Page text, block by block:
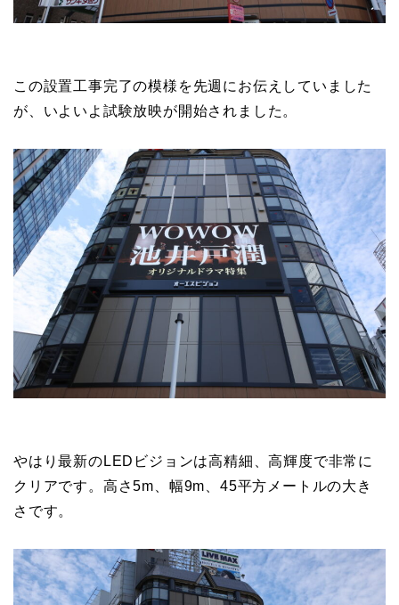
この設置工事完了の模様を先週にお伝えしていました
が、いよいよ試験放映が開始されました。
やはり最新のLEDビジョンは高精細、高輝度で非常に
クリアです。高さ5m、幅9m、45平方メートルの大き
さです。